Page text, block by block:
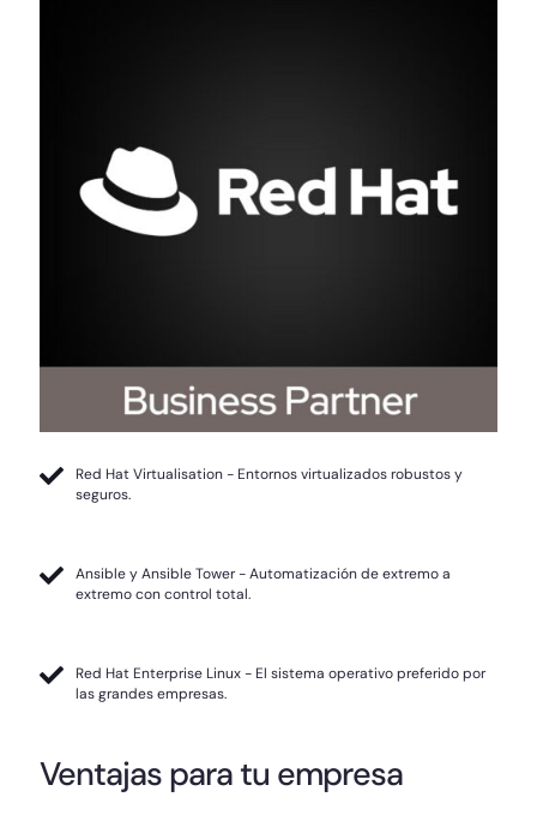
Red Hat Virtualisation - Entornos virtualizados robustos y
seguros.
Ansible y Ansible Tower - Automatización de extremo a
extremo con control total.
Red Hat Enterprise Linux - El sistema operativo preferido por
las grandes empresas.
Ventajas para tu empresa